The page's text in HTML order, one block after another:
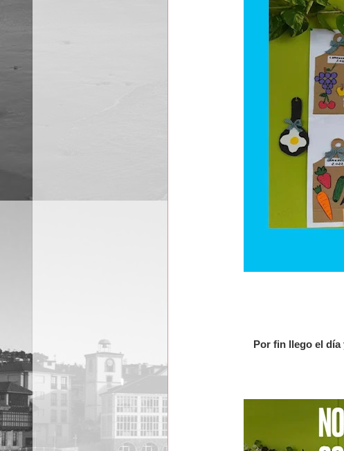
Por fin llego el